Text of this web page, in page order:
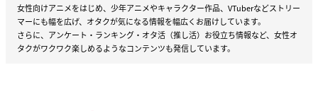
女性向けアニメをはじめ、少年アニメやキャラクター作品、VTuberなどストリー
マーにも幅を広げ、オタクが気になる情報を幅広くお届けしています。
さらに、アンケート・ランキング・オタ活（推し活）お役立ち情報など、女性オ
タクがワクワク楽しめるようなコンテンツも発信しています。